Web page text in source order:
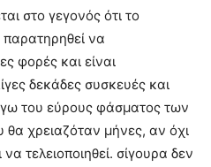
στο γεγονός ότι το
παρατηρηθεί να
φορές και είναι
δεκάδες συσκευές και
του εύρους φάσματος των
θα χρειαζόταν μήνες, αν όχι
τελειοποιηθεί. σίγουρα δεν